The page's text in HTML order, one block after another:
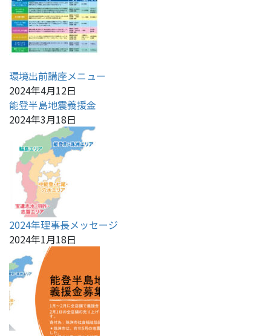
環境出前講座メニュー
2024年4月12日
能登半島地震義援金
2024年3月18日
2024年理事長メッセージ
2024年1月18日